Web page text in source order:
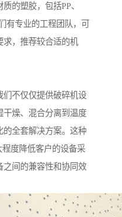
的塑胶，包括PP、
有专业的工程团队，可
求，推荐较合适的机
们不仅仅提供破碎机设
干燥、混合分离到温度
的全套解决方案。这种
度降低客户的设备采
之间的兼容性和协同效